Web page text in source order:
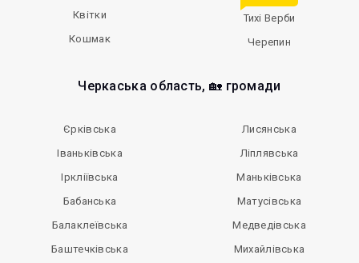
Квітки
Кошмак
Тихі Верби
Черепин
Черкаська область, 🏡 громади
Єрківська
Іваньківська
Іркліївська
Бабанська
Балаклеївська
Баштечківська
Лисянська
Ліплявська
Маньківська
Матусівська
Медведівська
Михайлівська